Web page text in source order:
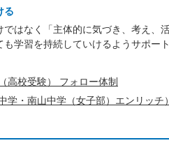
る
はなく「主体的に気づき、考え
学習を持続していけるようサポー
高校受験） フォロー体制
学・南山中学（女子部）エンリッチ